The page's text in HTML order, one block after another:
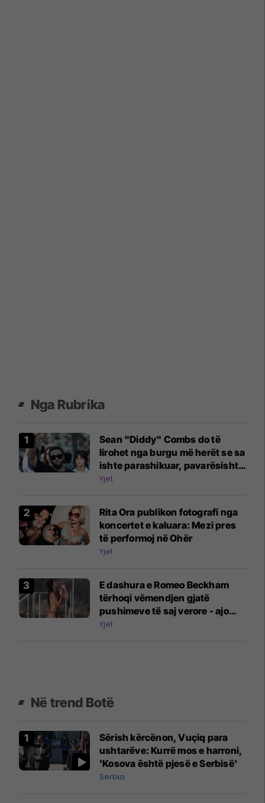
Nga Rubrika
Sean "Diddy" Combs do të
lirohet nga burgu më herët se sa
ishte parashikuar, pavarësisht
përleshjes së fundit
Yjet
Rita Ora publikon fotografi nga
koncertet e kaluara: Mezi pres
të performoj në Ohër
Yjet
E dashura e Romeo Beckham
tërhoqi vëmendjen gjatë
pushimeve të saj verore - ajo
tregoi figurën e saj të përsosur
Yjet
Në trend Botë
Sërish kërcënon, Vuçiq para
ushtarëve: Kurrë mos e harroni,
'Kosova është pjesë e Serbisë'
Serbia